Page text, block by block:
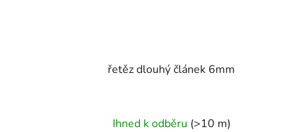
řetěz dlouhý článek 6mm
Ihned k odběru (>10 m)